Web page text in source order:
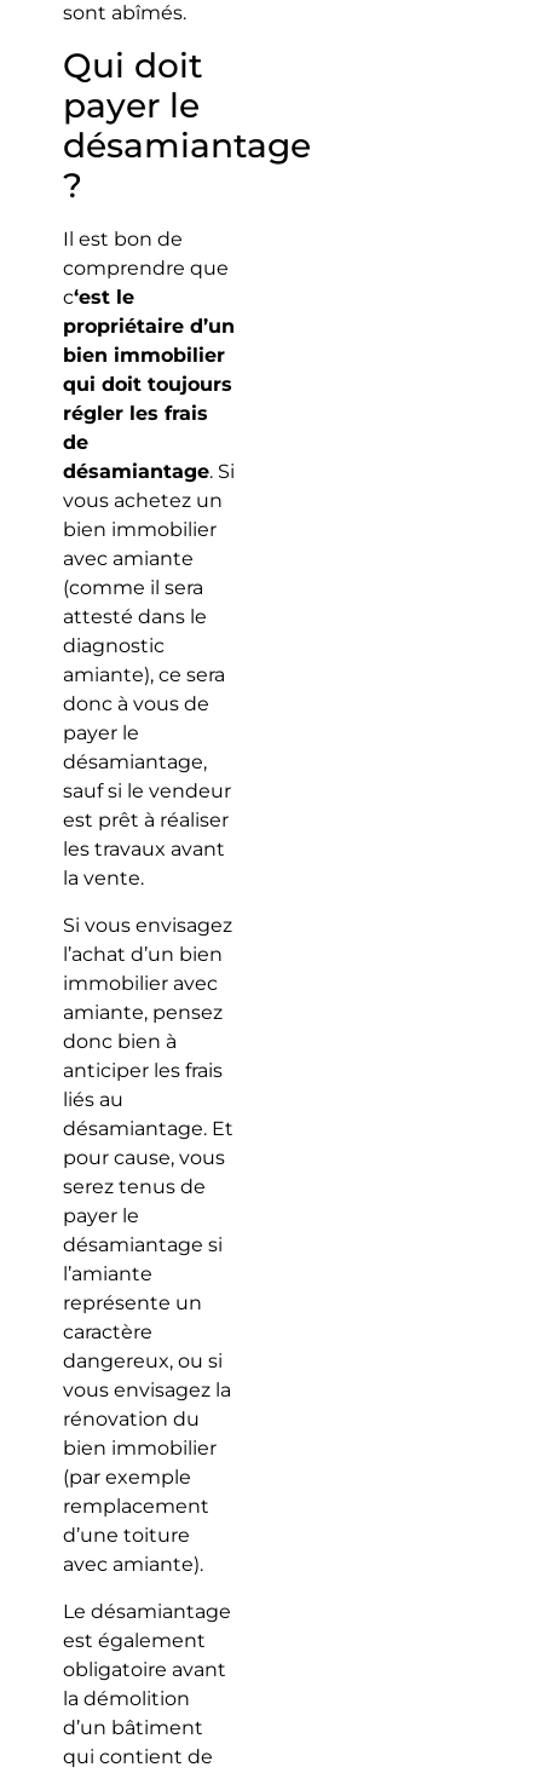
sont abîmés.
Qui doit
payer le
désamiantage
?
Il est bon de
comprendre que
c‘est le
propriétaire d’un
bien immobilier
qui doit toujours
régler les frais
de
désamiantage. Si
vous achetez un
bien immobilier
avec amiante
(comme il sera
attesté dans le
diagnostic
amiante), ce sera
donc à vous de
payer le
désamiantage,
sauf si le vendeur
est prêt à réaliser
les travaux avant
la vente.
Si vous envisagez
l’achat d’un bien
immobilier avec
amiante, pensez
donc bien à
anticiper les frais
liés au
désamiantage. Et
pour cause, vous
serez tenus de
payer le
désamiantage si
l’amiante
représente un
caractère
dangereux, ou si
vous envisagez la
rénovation du
bien immobilier
(par exemple
remplacement
d’une toiture
avec amiante).
Le désamiantage
est également
obligatoire avant
la démolition
d’un bâtiment
qui contient de